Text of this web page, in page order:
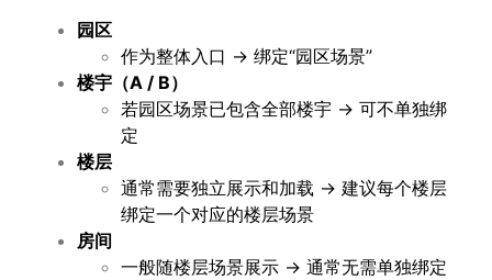
园区
作为整体入口 → 绑定“园区场景”
楼宇（A / B）
若园区场景已包含全部楼宇 → 可不单独绑
定
楼层
通常需要独立展示和加载 → 建议每个楼层
绑定一个对应的楼层场景
房间
一般随楼层场景展示 → 通常无需单独绑定